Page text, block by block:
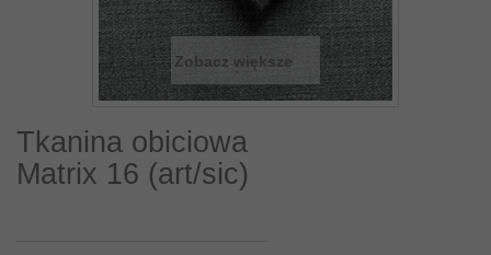
Zobacz większe
Tkanina obiciowa
Matrix 16 (art/sic)